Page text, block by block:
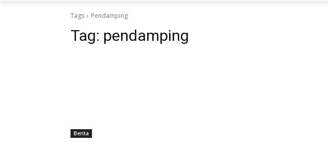
Tags Pendamping
Tag: pendamping
Berita